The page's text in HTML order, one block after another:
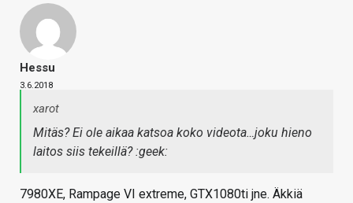
Hessu
3.6.2018
xarot
Mitäs? Ei ole aikaa katsoa koko videota…joku hieno
laitos siis tekeillä? :geek:
7980XE, Rampage VI extreme, GTX1080ti jne. Äkkiä